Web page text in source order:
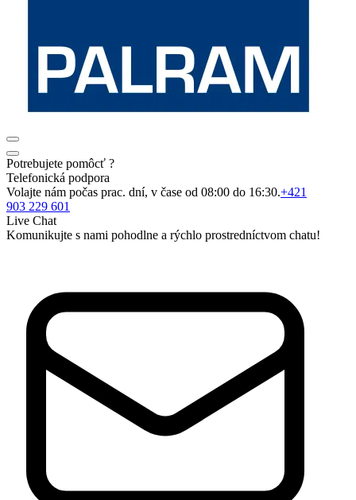
Potrebujete pomôcť ?
Telefonická podpora
Volajte nám počas prac. dní, v čase od 08:00 do 16:30.+421
903 229 601
Live Chat
Komunikujte s nami pohodlne a rýchlo prostredníctvom chatu!